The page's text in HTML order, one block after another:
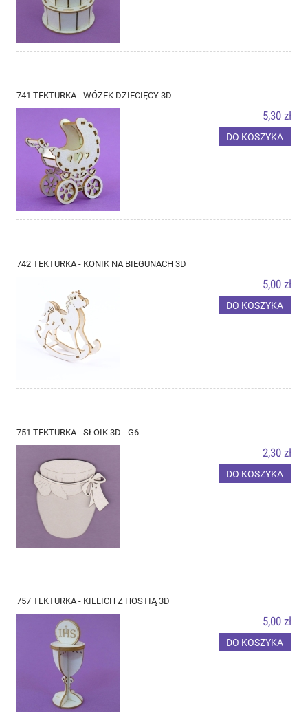
741 TEKTURKA - WÓZEK DZIECIĘCY 3D
5,30 zł
DO KOSZYKA
742 TEKTURKA - KONIK NA BIEGUNACH 3D
5,00 zł
DO KOSZYKA
751 TEKTURKA - SŁOIK 3D - G6
2,30 zł
DO KOSZYKA
757 TEKTURKA - KIELICH Z HOSTIĄ 3D
5,00 zł
DO KOSZYKA